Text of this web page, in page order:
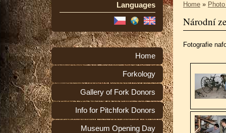
Languages
Home
Forkology
Gallery of Fork Donors
Info for Pitchfork Donors
Museum Opening Day
Home »
Národní
Fotografie